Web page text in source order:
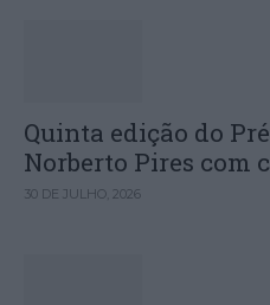
Quinta edição do
Norberto Pires com
30 DE JULHO, 2026